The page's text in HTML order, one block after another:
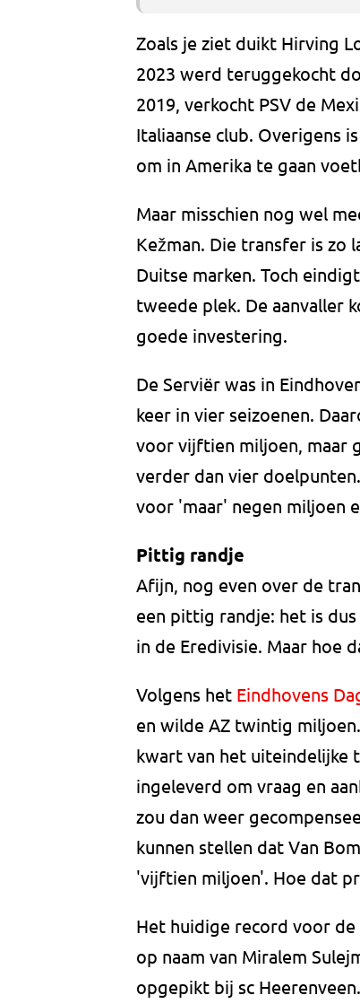
Zoals je ziet duikt Hirving
2023 werd teruggekocht
2019, verkocht PSV de
Italiaanse club. Overigens
om in Amerika te gaan
Maar misschien nog wel
Kežman. Die transfer is zo
Duitse marken. Toch
tweede plek. De aanvaller
goede investering.
De Serviër was in
keer in vier seizoenen.
voor vijftien miljoen, maar
verder dan vier
voor 'maar' negen miljoen
Pittig randje
Afijn, nog even over de
een pittig randje: het is
in de Eredivisie. Maar hoe
Volgens het Eindhovens
en wilde AZ twintig
kwart van het uiteindelijke
ingeleverd om vraag en
zou dan weer
kunnen stellen dat Van
'vijftien miljoen'. Hoe dat
Het huidige record voor
op naam van Miralem
opgepikt bij sc Heerenveen.